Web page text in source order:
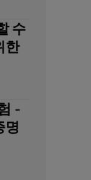
수
한
-
명